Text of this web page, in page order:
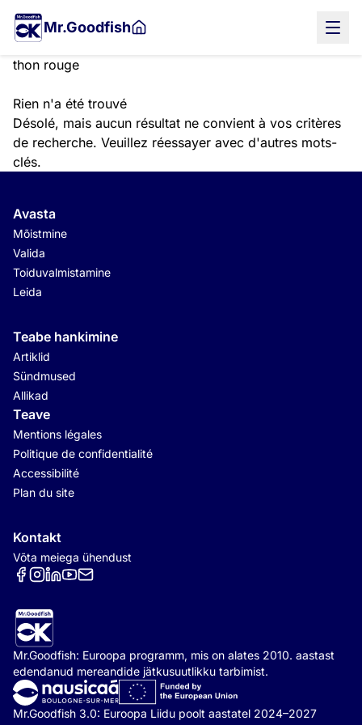
Liigu
põhisisuMr.Goodfish
Uurima
Alusta
otsingut
Rien n'a été trouvé
Désolé, mais aucun résultat ne convient à vos critères
de recherche. Veuillez réessayer avec d'autres mots-
clés.
Avasta
Mõistmine
Valida
Toiduvalmistamine
Leida
Teabe hankimine
Artiklid
Sündmused
Allikad
Teave
Mentions légales
Politique de confidentialité
Accessibilité
Plan du site
Kontakt
Võta meiega ühendust
Réseaux sociaux
Mr.Goodfish: Euroopa programm, mis on alates 2010. aastast
edendanud mereandide jätkusuutlikku tarbimist.
Mr.Goodfish 3.0: Euroopa Liidu poolt aastatel 2024–2027